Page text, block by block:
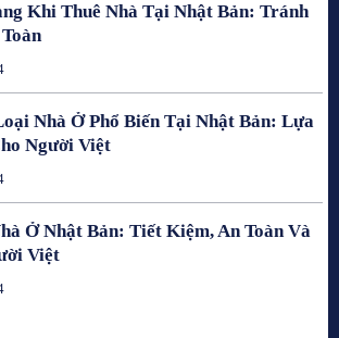
Khi Thuê Nhà Tại Nhật Bản: Tránh
Nhà Ở Phổ Biến Tại Nhật Bản: Lựa
Người Việt
Ở Nhật Bản: Tiết Kiệm, An Toàn Và
Việt